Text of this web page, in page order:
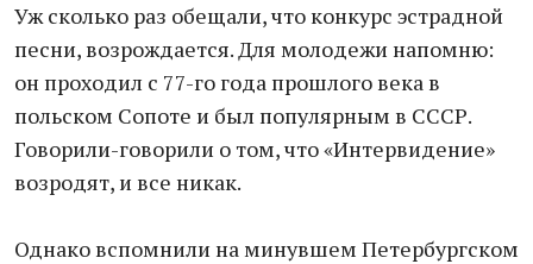
Уж сколько раз обещали, что конкурс эстрадной
песни, возрождается. Для молодежи напомню:
он проходил с 77-го года прошлого века в
польском Сопоте и был популярным в СССР.
Говорили-говорили о том, что «Интервидение»
возродят, и все никак.
Однако вспомнили на минувшем Петербургском